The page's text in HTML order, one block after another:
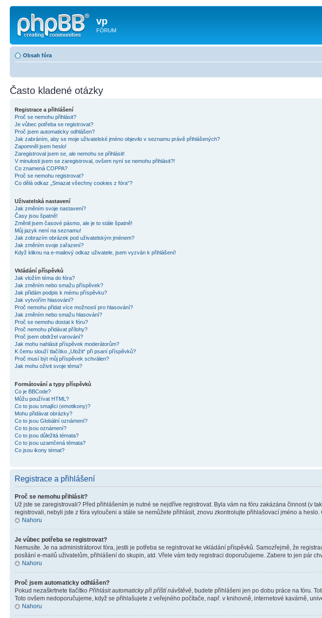
vp
FÓRUM
Obsah fóra
Často kladené otázky
Registrace a přihlášení
Proč se nemohu přihlásit?
Je vůbec potřeba se registrovat?
Proč jsem automaticky odhlášen?
Jak zabráním, aby se moje uživatelské jméno objevilo v seznamu právě přihlášených?
Zapomněl jsem heslo!
Zaregistroval jsem se, ale nemohu se přihlásit!
V minulosti jsem se zaregistroval, ovšem nyní se nemohu přihlásit?!
Co znamená COPPA?
Proč se nemohu registrovat?
Co dělá odkaz „Smazat všechny cookies z fóra“?
Uživatelská nastavení
Jak změním svoje nastavení?
Časy jsou špatně!
Změnil jsem časové pásmo, ale je to stále špatně!
Můj jazyk není na seznamu!
Jak zobrazím obrázek pod uživatelským jménem?
Jak změním svoje zařazení?
Když kliknu na e-mailový odkaz uživatele, jsem vyzván k přihlášení!
Vkládání příspěvků
Jak vložím téma do fóra?
Jak změním nebo smažu příspěvek?
Jak přidám podpis k mému příspěvku?
Jak vytvořím hlasování?
Proč nemohu přidat více možností pro hlasování?
Jak změním nebo smažu hlasování?
Proč se nemohu dostat k fóru?
Proč nemohu přidávat přílohy?
Proč jsem obdržel varování?
Jak mohu nahlásit příspěvek moderátorům?
K čemu slouží tlačítko „Uložit“ při psaní příspěvků?
Proč musí být můj příspěvek schválen?
Jak mohu oživit svoje téma?
Formátování a typy příspěvků
Co je BBCode?
Můžu používat HTML?
Co to jsou smajlíci (emotikony)?
Mohu přidávat obrázky?
Co to jsou Globální oznámení?
Co to jsou oznámení?
Co to jsou důležitá témata?
Co to jsou uzamčená témata?
Co jsou ikony témat?
Registrace a přihlášení
Proč se nemohu přihlásit?
Už jste se zaregistrovali? Před přihlášením je nutné se nejdříve registrovat. Byla vám na fóru zakázána činnost (v
registrovali, nebyli jste z fóra vyloučeni a stále se nemůžete přihlásit, znovu zkontrolujte přihlašovací jméno a
Nahoru
Je vůbec potřeba se registrovat?
Nemusíte. Je na administrátorovi fóra, jestli je potřeba se registrovat ke vkládání příspěvků. Samozřejmě, že
posílání e-mailů uživatelům, přihlášení do skupin, atd. Vřele vám tedy registraci doporučujeme. Zabere to jen pár
Nahoru
Proč jsem automaticky odhlášen?
Pokud nezaškrtnete tlačítko Přihlásit automaticky při příští návštěvě , budete přihlášeni jen po dobu práce na fóru.
Toto ovšem nedoporučujeme, když se přihlašujete z veřejného počítače, např. v knihovně, internetové kavárně,
Nahoru